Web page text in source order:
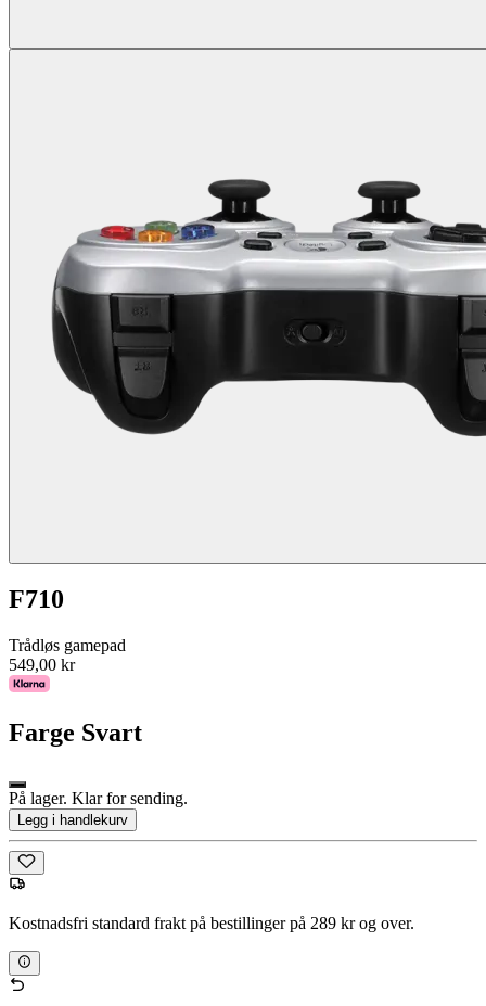
F710
Trådløs gamepad
549,00 kr
Farge Svart
På lager. Klar for sending.
Legg i handlekurv
Kostnadsfri standard frakt på bestillinger på 289 kr og over.